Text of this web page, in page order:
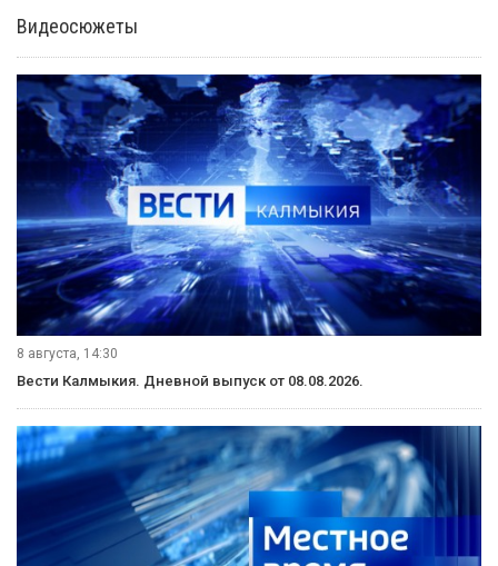
Видеосюжеты
8 августа, 14:30
Вести Калмыкия. Дневной выпуск от 08.08.2026.